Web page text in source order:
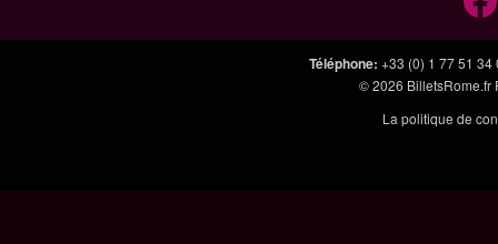
Téléphone: +33 (0) 1 77 51 34
© 2026 BilletsRome.fr
La politique de